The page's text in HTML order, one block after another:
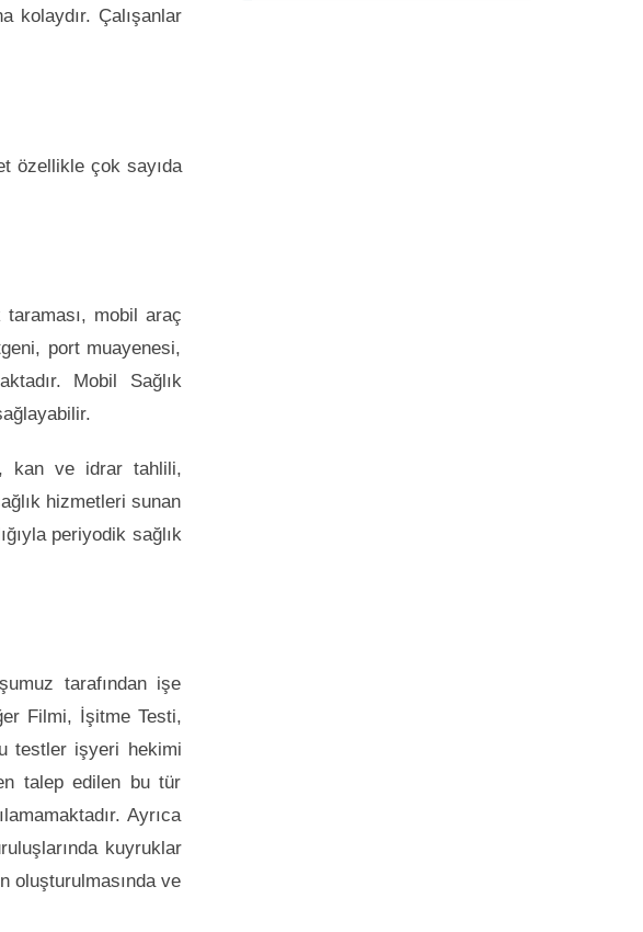
kolaydır. Çalışanlar
özellikle çok sayıda
mobil araç
port muayenesi,
Mobil Sağlık
kan ve idrar tahlili,
hizmetleri sunan
periyodik sağlık
tarafından işe
Filmi, İşitme Testi,
testler işyeri hekimi
talep edilen bu tür
Ayrıca
kuyruklar
oluşturulmasında ve